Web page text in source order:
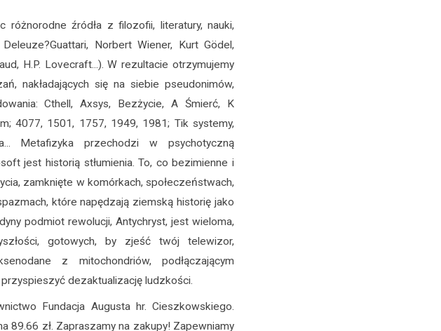
różnorodne źródła z filozofii, literatury, nauki,
Norbert Wiener, Kurt Gödel,
H.P. Lovecraft...). W rezultacie otrzymujemy
nakładających się na siebie pseudonimów,
Cthell, Axsys, Bezżycie, A Śmierć, K
4077, 1501, 1757, 1949, 1981; Tik systemy,
Metafizyka przechodzi w psychotyczną
jest historią stłumienia. To, co bezimienne i
zamknięte w komórkach, społeczeństwach,
które napędzają ziemską historię jako
podmiot rewolucji, Antychryst, jest wieloma,
gotowych, by zjeść twój telewizor,
z mitochondriów, podłączającym
dezaktualizację ludzkości.
Fundacja Augusta hr. Cieszkowskiego.
89.66 zł. Zapraszamy na zakupy! Zapewniamy